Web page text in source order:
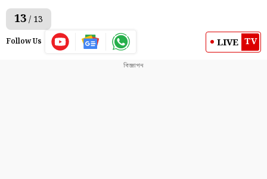
13/ 13
Follow Us LIVE TV